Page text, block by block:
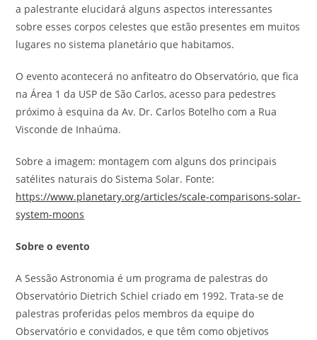
a palestrante elucidará alguns aspectos interessantes
sobre esses corpos celestes que estão presentes em muitos
lugares no sistema planetário que habitamos.
O evento acontecerá no anfiteatro do Observatório, que fica
na Área 1 da USP de São Carlos, acesso para pedestres
próximo à esquina da Av. Dr. Carlos Botelho com a Rua
Visconde de Inhaúma.
Sobre a imagem: montagem com alguns dos principais
satélites naturais do Sistema Solar. Fonte:
https://www.planetary.org/articles/scale-comparisons-solar-
system-moons
Sobre o evento
A Sessão Astronomia é um programa de palestras do
Observatório Dietrich Schiel criado em 1992. Trata-se de
palestras proferidas pelos membros da equipe do
Observatório e convidados, e que têm como objetivos